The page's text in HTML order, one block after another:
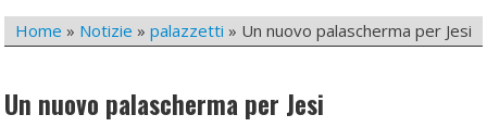
Home » Notizie »palazzetti » Un nuovo palascherma per Jesi
Un nuovo palascherma per Jesi